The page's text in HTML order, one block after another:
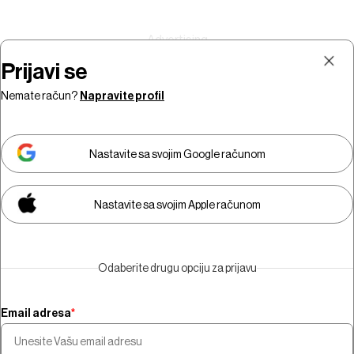
Morate biti pretplatnik da biste
gledali video sadržaj.
Pretplatite se
Prijavi se
Nemate račun? Napravite profil
Nastavite sa svojim Google računom
Nastavite sa svojim Apple računom
Odaberite drugu opciju za prijavu
Email adresa*